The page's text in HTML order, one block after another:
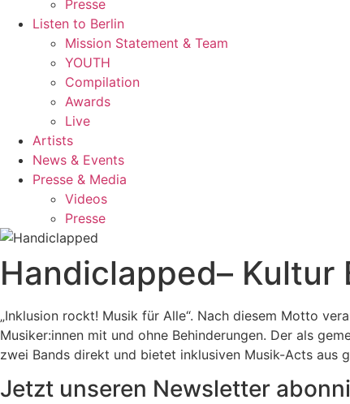
Presse
Listen to Berlin
Mission Statement & Team
YOUTH
Compilation
Awards
Live
Artists
News & Events
Presse & Media
Videos
Presse
Handiclapped– Kultur
„Inklusion rockt! Musik für Alle“. Nach diesem Motto
Musiker:innen mit und ohne Behinderungen. Der als
zwei Bands direkt und bietet inklusiven Musik-Acts aus
Jetzt unseren Newsletter